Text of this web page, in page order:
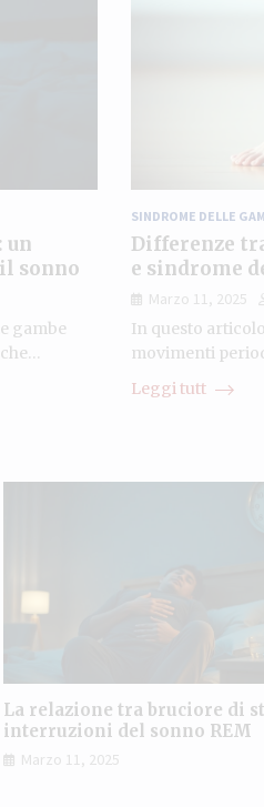
un
sonno
gambe
SINDROME DELLE
Differenze
e sindrome
Marzo 11, 2025
In questo
movimenti
Leggi tutt
La relazione tra bruciore di
interruzioni del sonno REM
Marzo 11, 2025